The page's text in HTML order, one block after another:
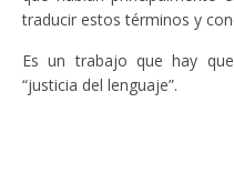
traducir estos términos y
Es un trabajo que hay
“justicia del lenguaje”.